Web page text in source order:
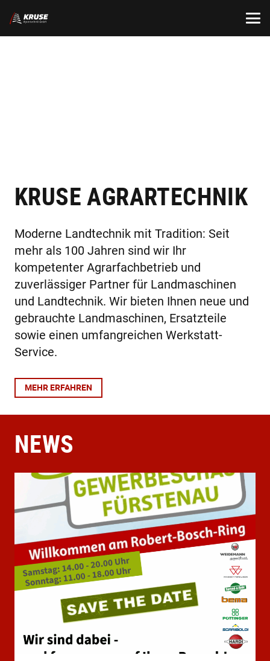
KRUSE AGRAR­TECHNIK
Moderne Landtechnik mit Tradition: Seit
mehr als 100 Jahren sind wir Ihr
kompetenter Agrarfachbetrieb und
zuverlässiger Partner für Landmaschinen
und Landtechnik. Wir bieten Ihnen neue und
gebrauchte Landmaschinen, Ersatzteile
sowie einen umfangreichen Werkstatt-
Service.
MEHR ERFAHREN
NEWS